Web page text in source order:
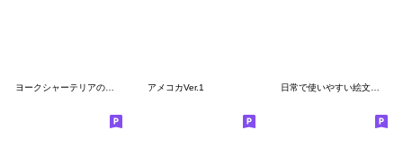
ヨークシャーテリアのルークさん アメコカVer.1 日常で使いやすい絵文字 by シュナウザー